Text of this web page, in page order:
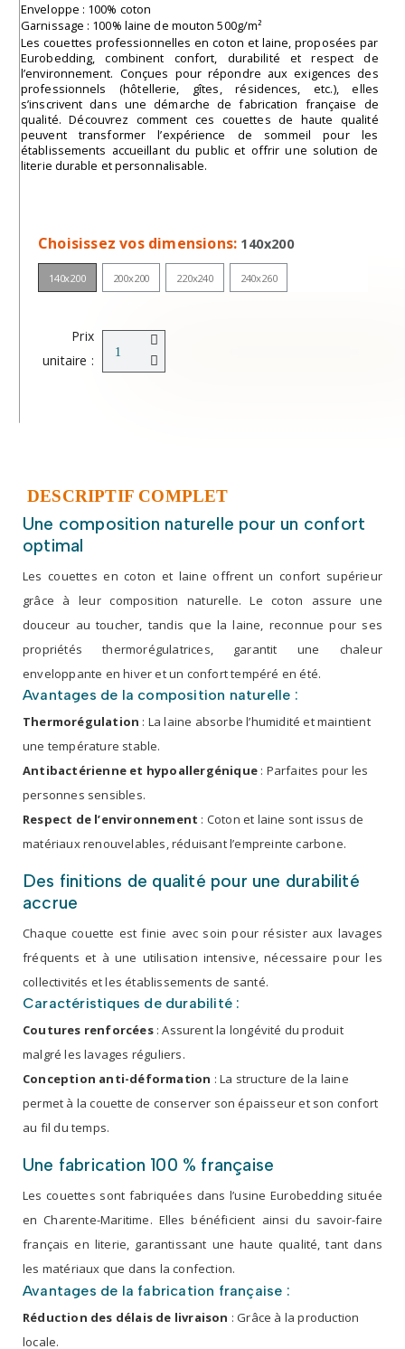
Enveloppe : 100% coton
Garnissage : 100% laine de mouton 500g/m²
Les couettes professionnelles en coton et laine, proposées par
Eurobedding, combinent confort, durabilité et respect de
l’environnement. Conçues pour répondre aux exigences des
professionnels (hôtellerie, gîtes, résidences, etc.), elles
s’inscrivent dans une démarche de fabrication française de
qualité. Découvrez comment ces couettes de haute qualité
peuvent transformer l’expérience de sommeil pour les
établissements accueillant du public et offrir une solution de
literie durable et personnalisable.
Choisissez vos dimensions 140x200
140x200 200x200 220x240 240x260
Prix
unitaire :
DESCRIPTIF COMPLET
Une composition naturelle pour un confort
optimal
Les couettes en coton et laine offrent un confort supérieur
grâce à leur composition naturelle. Le coton assure une
douceur au toucher, tandis que la laine, reconnue pour ses
propriétés thermorégulatrices, garantit une chaleur
enveloppante en hiver et un confort tempéré en été.
Avantages de la composition naturelle :
Thermorégulation : La laine absorbe l’humidité et maintient
une température stable.
Antibactérienne et hypoallergénique : Parfaites pour les
personnes sensibles.
Respect de l’environnement : Coton et laine sont issus de
matériaux renouvelables, réduisant l’empreinte carbone.
Des finitions de qualité pour une durabilité
accrue
Chaque couette est finie avec soin pour résister aux lavages
fréquents et à une utilisation intensive, nécessaire pour les
collectivités et les établissements de santé.
Caractéristiques de durabilité :
Coutures renforcées: Assurent la longévité du produit
malgré les lavages réguliers.
Conception anti-déformation : La structure de la laine
permet à la couette de conserver son épaisseur et son confort
au fil du temps.
Une fabrication 100 % française
Les couettes sont fabriquées dans l’usine Eurobedding située
en Charente-Maritime. Elles bénéficient ainsi du savoir-faire
français en literie, garantissant une haute qualité, tant dans
les matériaux que dans la confection.
Avantages de la fabrication française :
Réduction des délais de livraison : Grâce à la production
locale.